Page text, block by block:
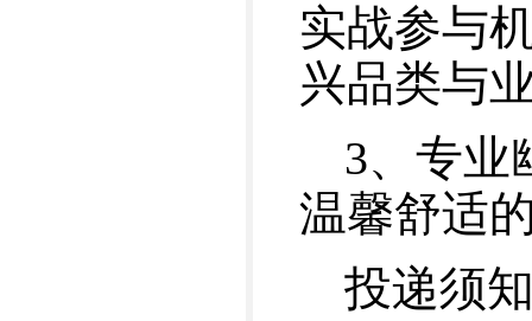
实战参与
兴品类与
3、专业
温馨舒适
投递须